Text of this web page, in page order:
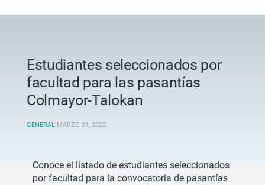
Estudiantes seleccionados por
facultad para las pasantías
Colmayor-Talokan
GENERAL MARZO 31, 2022.
Conoce el listado de estudiantes seleccionados
por facultad para la convocatoria de pasantías